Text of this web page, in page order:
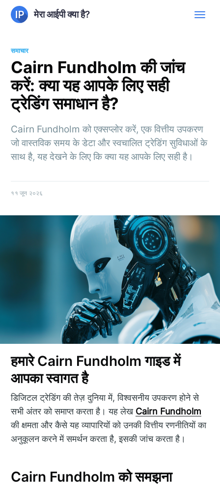
मेरा आईपी क्या है?
समाचार
Cairn Fundholm की जांच
करें: क्या यह आपके लिए सही
ट्रेडिंग समाधान है?
Cairn Fundholm को एक्सप्लोर करें, एक वित्तीय उपकरण
जो वास्तविक समय के डेटा और स्वचालित ट्रेडिंग सुविधाओं के
साथ है, यह देखने के लिए कि क्या यह आपके लिए सही है।
११ जून २०२६
हमारे Cairn Fundholm गाइड में
आपका स्वागत है
डिजिटल ट्रेडिंग की तेज़ दुनिया में, विश्वसनीय उपकरण होने से
सभी अंतर को समाप्त करता है। यह लेख Cairn Fundholm
की क्षमता और कैसे यह व्यापारियों को उनकी वित्तीय रणनीतियों का
अनुकूलन करने में समर्थन करता है, इसकी जांच करता है।
Cairn Fundholm को समझना